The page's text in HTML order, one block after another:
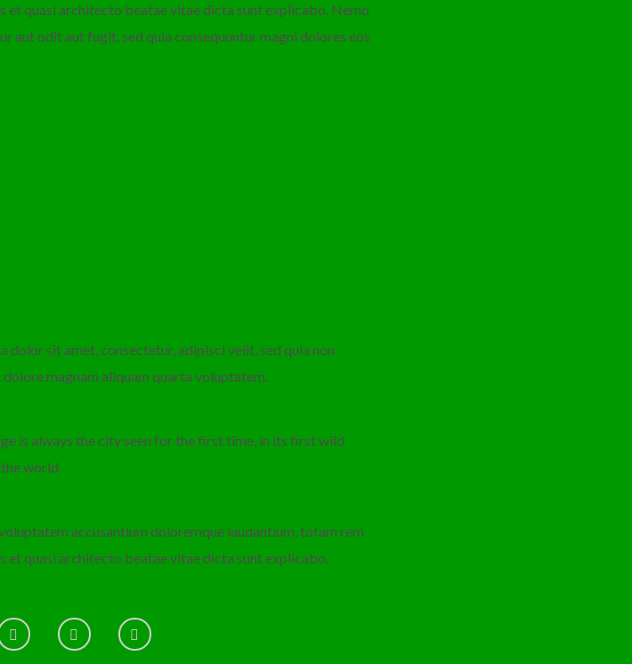
et quasi architecto beatae vitae dicta sunt explicabo. Nemo
aut odit aut fugit, sed quia consequuntur magni dolores eos
dolor sit amet, consectetur, adipisci velit, sed quia non
magnam aliquam quarta voluptatem.
is always the city seen for the first time, in its first wild
world.
accusantium doloremque laudantium, totam rem
et quasi architecto beatae vitae dicta sunt explicabo.